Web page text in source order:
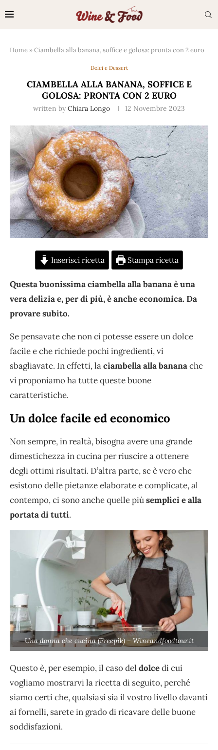
Home »Ciambella alla banana, soffice e golosa: pronta con 2 euro
Dolci e Dessert
CIAMBELLA ALLA BANANA, SOFFICE E
GOLOSA: PRONTA CON 2 EURO
written by Chiara Longo 12 Novembre 2023
Inserisci ricetta Stampa ricetta
Questa buonissima ciambella alla banana è una
vera delizia e, per di più, è anche economica. Da
provare subito.
Se pensavate che non ci potesse essere un dolce
facile e che richiede pochi ingredienti, vi
sbagliavate. In effetti, laciambella alla bananache
vi proponiamo ha tutte queste buone
caratteristiche.
Un dolce facile ed economico
Non sempre, in realtà, bisogna avere una grande
dimestichezza in cucina per riuscire a ottenere
degli ottimi risultati. D’altra parte, se è vero che
esistono delle pietanze elaborate e complicate, al
contempo, ci sono anche quelle piùsemplici e alla
portata di tutti.
Una donna che cucina (Freepik) – Wineandfoodtour.it
Questo è, per esempio, il caso del dolcedi cui
vogliamo mostrarvi la ricetta di seguito, perché
siamo certi che, qualsiasi sia il vostro livello davanti
ai fornelli, sarete in grado di ricavare delle buone
soddisfazioni.